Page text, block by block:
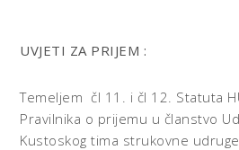
UVJETI ZA PRIJEM :
Temeljem čl 11. i čl 12. Statuta
Pravilnika o prijemu u članstvo
Kustoskog tima strukovne udruge